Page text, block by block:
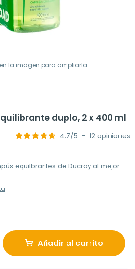
la imagen para ampliarla
duplo, 2 x 400 ml
4.7/5 - 12 opiniones
equilbrantes de Ducray al mejor
Añadir al carrito